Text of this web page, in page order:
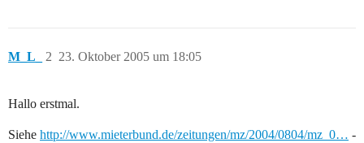
M_L_ 23. Oktober 2005 um 18:05
2
Hallo erstmal.
Siehe http://www.mieterbund.de/zeitungen/mz/2004/0804/mz_0… -